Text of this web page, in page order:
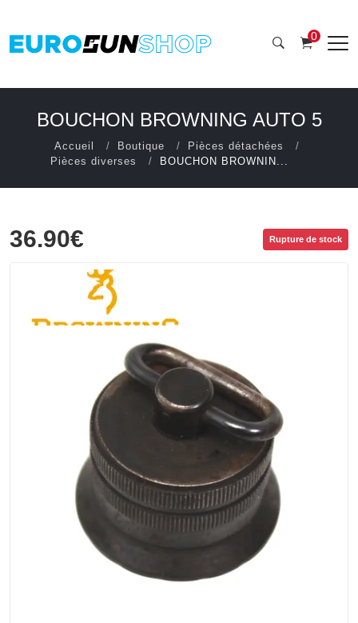
0
BOUCHON BROWNING AUTO 5
Accueil Boutique
Pièces détachées
Pièces diverses
BOUCHON BROWNIN...
36.90€ Rupture de stock